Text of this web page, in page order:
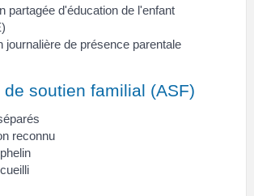
partagée d'éducation de l'enfant
journalière de présence parentale
soutien familial (ASF)
reconnu